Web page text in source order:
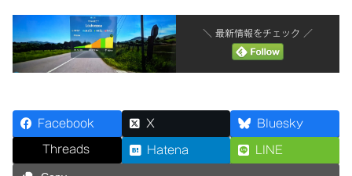
＼ 最新情報をチェック ／
Facebook X Bluesky
Threads Hatena LINE